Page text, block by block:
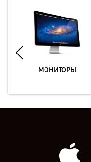
МОНИТОРЫ